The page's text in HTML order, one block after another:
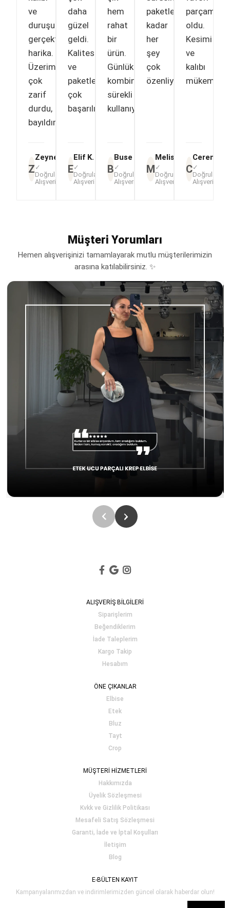
ve
duruşu
gerçekten
harika.
Üzerimde
çok
zarif
durdu,
bayıldım."
Z
Zeynep A.
✓
Doğrulanmış
Alışveriş
daha
güzel
geldi.
Kalitesi
ve
paketlemesi
çok
başarılı."
E
Elif K.
✓
Doğrulanmış
Alışveriş
hem
rahat
bir
ürün.
Günlük
kombinlerimde
sürekli
kullanıyorum."
B
Buse T.
✓
Doğrulanmış
Alışveriş
paketlemeye
kadar
her
şey
çok
özenliydi."
M
Melisa Y.
✓
Doğrulanmış
Alışveriş
parçam
oldu.
Kesimi
ve
kalıbı
C
Ceren D.
✓
Alışveriş
Müşteri Yorumları
Hemen alışverişinizi tamamlayarak mutlu müşterilerimizin
arasına katılabilirsiniz. ✨
ALIŞVERİŞ BİLGİLERİ
Siparişlerim
Beğendiklerim
İade Taleplerim
Kargo Takip
Hesabım
ÖNE ÇIKANLAR
Elbise
Etek
Bluz
Tayt
Crop
MÜŞTERİ HİZMETLERİ
Hakkımızda
Üyelik Sözleşmesi
Kvkk ve Gizlilik Politikası
Mesafeli Satış Sözleşmesi
Garanti, İade ve İptal Koşulları
İletişim
Blog
E-BÜLTEN KAYIT
Kampanyalarımızdan ve indirimlerimizden güncel olarak haberdar olun!